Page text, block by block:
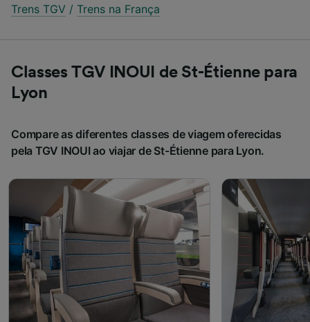
Trens TGV / Trens na França
Classes TGV INOUI de St-Étienne para
Lyon
Compare as diferentes classes de viagem oferecidas
pela TGV INOUI ao viajar de St-Étienne para Lyon.